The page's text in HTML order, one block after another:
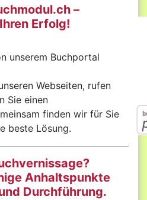
–
Erfolg!
unserem Buchportal
Webseiten, rufen
Sie einen
finden wir für Sie
beste Lösung.
Anhaltspunkte
Durchführung.